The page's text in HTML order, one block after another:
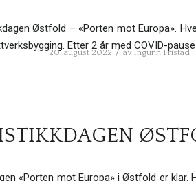
Østfold – «Porten mot Europa».
Etter 2 år med COVID-
20. august 2022 / av Ingunn Fristad
«Porten mot Europa» i Østfold er